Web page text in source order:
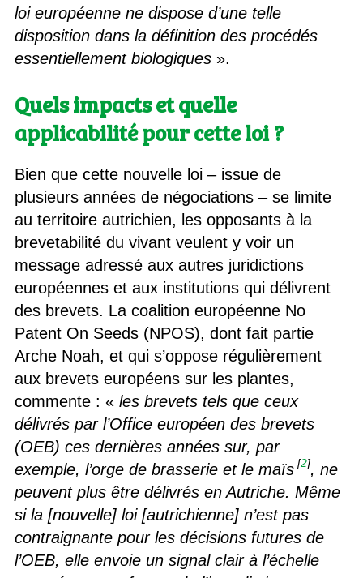
loi européenne ne dispose d’une telle
disposition dans la définition des procédés
essentiellement biologiques».
Quels impacts et quelle
applicabilité pour cette loi ?
Bien que cette nouvelle loi – issue de
plusieurs années de négociations – se limite
au territoire autrichien, les opposants à la
brevetabilité du vivant veulent y voir un
message adressé aux autres juridictions
européennes et aux institutions qui délivrent
des brevets. La coalition européenne No
Patent On Seeds (NPOS), dont fait partie
Arche Noah, et qui s’oppose régulièrement
aux brevets européens sur les plantes,
commente : « les brevets tels que ceux
délivrés par l’Office européen des brevets
(OEB) ces dernières années sur, par
exemple, l’orge de brasserie et le maïs [2], ne
peuvent plus être délivrés en Autriche. Même
si la [nouvelle] loi [autrichienne] n’est pas
contraignante pour les décisions futures de
l’OEB, elle envoie un signal clair à l’échelle